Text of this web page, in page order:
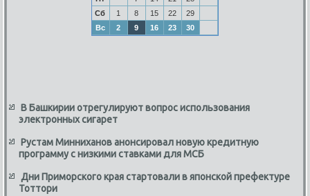
Сб
1 8 15 22
29
Вс
2 9 16 23 30
В Башкирии отрегулируют вопрос использования
электронных сигарет
Рустам Минниханов анонсировал новую кредитную
программу с низкими ставками для МСБ
Дни Приморского края стартовали в японской префектуре
Тоттори